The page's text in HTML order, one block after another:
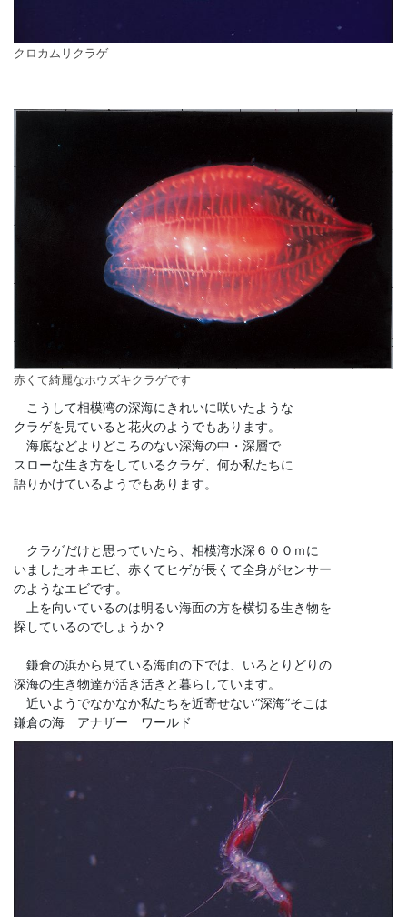
クロカムリクラゲ
赤くて綺麗なホウズキクラゲです
こうして相模湾の深海にきれいに咲いたような
クラゲを見ていると花火のようでもあります。
海底などよりどころのない深海の中・深層で
スローな生き方をしているクラゲ、何か私たちに
語りかけているようでもあります。
クラゲだけと思っていたら、相模湾水深６００ｍに
いましたオキエビ、赤くてヒゲが長くて全身がセンサー
のようなエビです。
上を向いているのは明るい海面の方を横切る生き物を
探しているのでしょうか？
鎌倉の浜から見ている海面の下では、いろとりどりの
深海の生き物達が活き活きと暮らしています。
近いようでなかなか私たちを近寄せない”深海”そこは
鎌倉の海 アナザー ワールド